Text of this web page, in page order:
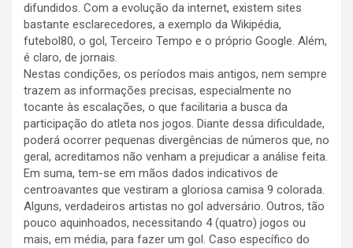
difundidos. Com a evolução da internet, existem sites
bastante esclarecedores, a exemplo da Wikipédia,
futebol80, o gol, Terceiro Tempo e o próprio Google. Além,
é claro, de jornais.
Nestas condições, os períodos mais antigos, nem sempre
trazem as informações precisas, especialmente no
tocante às escalações, o que facilitaria a busca da
participação do atleta nos jogos. Diante dessa dificuldade,
poderá ocorrer pequenas divergências de números que, no
geral, acreditamos não venham a prejudicar a análise feita.
Em suma, tem-se em mãos dados indicativos de
centroavantes que vestiram a gloriosa camisa 9 colorada.
Alguns, verdadeiros artistas no gol adversário. Outros, tão
pouco aquinhoados, necessitando 4 (quatro) jogos ou
mais, em média, para fazer um gol. Caso específico do